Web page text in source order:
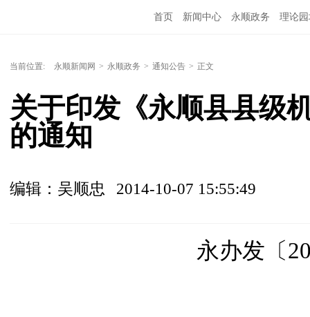
首页 新闻中心 永顺政务 理论
当前位置: 永顺新闻网 > 永顺政务 > 通知公告 > 正文
关于印发《永顺县县级
的通知
编辑：吴顺忠 2014-10-07 15:55:49
永办发〔